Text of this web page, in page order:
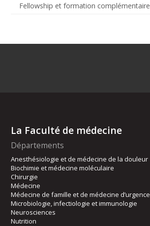
Fellowship et formation complémentaire
La Faculté de médecine
Départements
Anesthésiologie et de médecine de la douleur
Biochimie et médecine moléculaire
Chirurgie
Médecine
Médecine de famille et de médecine d’urgence
Microbiologie, infectiologie et immunologie
Neurosciences
Nutrition